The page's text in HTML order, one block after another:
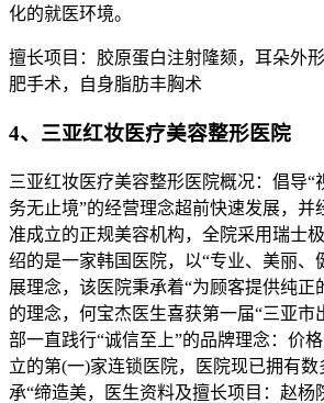
化的就医环境。
擅长项目：胶原蛋白注射隆颏，耳朵外
肥手术，自身脂肪丰胸术
4、三亚红妆医疗美容整形医院
三亚红妆医疗美容整形医院概况：倡导“
务无止境”的经营理念超前快速发展，并
准成立的正规美容机构，全院采用瑞士
绍的是一家韩国医院，以“专业、美丽、
展理念，该医院秉承着“为顾客提供纯正
的理念，何宝杰医生喜获第一届“三亚市
部一直践行“诚信至上”的品牌理念：价
立的第(一)家连锁医院，医院现已拥有
承“缔造美，医生资料及擅长项目：赵杨